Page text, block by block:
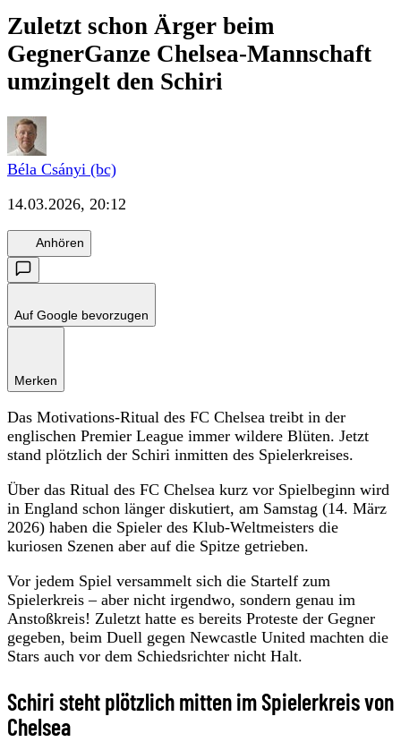
Zuletzt schon Ärger beim
GegnerGanze Chelsea-Mannschaft
umzingelt den Schiri
Béla Csányi (bc)
14.03.2026, 20:12
Anhören
Auf Google bevorzugen
Merken
Das Motivations-Ritual des FC Chelsea treibt in der
englischen Premier League immer wildere Blüten. Jetzt
stand plötzlich der Schiri inmitten des Spielerkreises.
Über das Ritual des FC Chelsea kurz vor Spielbeginn wird
in England schon länger diskutiert, am Samstag (14. März
2026) haben die Spieler des Klub-Weltmeisters die
kuriosen Szenen aber auf die Spitze getrieben.
Vor jedem Spiel versammelt sich die Startelf zum
Spielerkreis – aber nicht irgendwo, sondern genau im
Anstoßkreis! Zuletzt hatte es bereits Proteste der Gegner
gegeben, beim Duell gegen Newcastle United machten die
Stars auch vor dem Schiedsrichter nicht Halt.
Schiri steht plötzlich mitten im Spielerkreis von
Chelsea